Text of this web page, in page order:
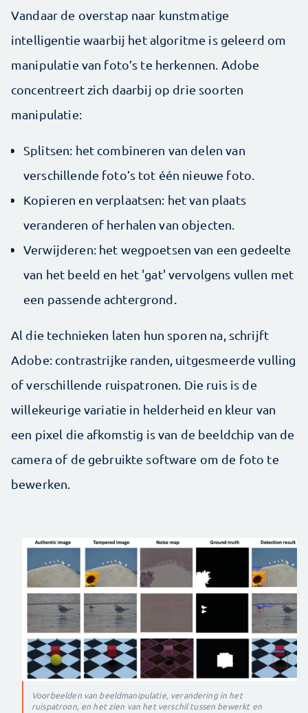
Vandaar de overstap naar kunstmatige
intelligentie waarbij het algoritme is geleerd om
manipulatie van foto’s te herkennen. Adobe
concentreert zich daarbij op drie soorten
manipulatie:
Splitsen: het combineren van delen van
verschillende foto’s tot één nieuwe foto.
Kopieren en verplaatsen: het van plaats
veranderen of herhalen van objecten.
Verwijderen: het wegpoetsen van een gedeelte
van het beeld en het 'gat' vervolgens vullen met
een passende achtergrond.
Al die technieken laten hun sporen na, schrijft
Adobe: contrastrijke randen, uitgesmeerde vulling
of verschillende ruispatronen. Die ruis is de
willekeurige variatie in helderheid en kleur van
een pixel die afkomstig is van de beeldchip van de
camera of de gebruikte software om de foto te
bewerken.
Voorbeelden van beeldmanipulatie, verandering in het
ruispatroon, en het zien van het verschil tussen bewerkt en